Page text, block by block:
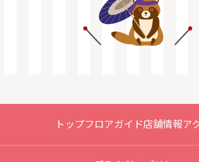
トップフロアガイド店舗情報ア